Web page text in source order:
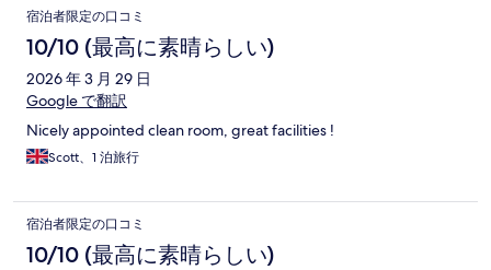
宿泊者限定の口コミ
10/10 (最高に素晴らしい)
2026 年 3 月 29 日
Google で翻訳
Nicely appointed clean room, great facilities !
Scott、1 泊旅行
宿泊者限定の口コミ
10/10 (最高に素晴らしい)